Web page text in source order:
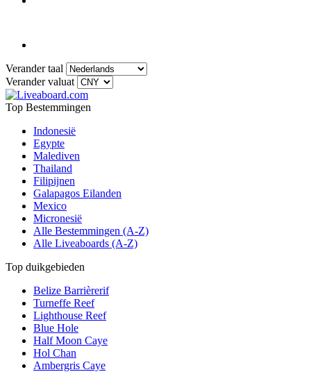
Verander taal
Verander valuat
Top Bestemmingen
Indonesië
Egypte
Malediven
Thailand
Filipijnen
Galapagos Eilanden
Mexico
Micronesië
Alle Bestemmingen (A-Z)
Alle Liveaboards (A-Z)
Top duikgebieden
Belize Barrièrerif
Turneffe Reef
Lighthouse Reef
Blue Hole
Half Moon Caye
Hol Chan
Ambergris Caye